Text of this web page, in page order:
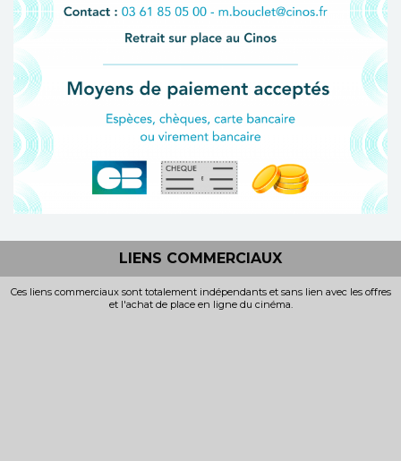
LIENS COMMERCIAUX
Ces liens commerciaux sont totalement indépendants et sans lien avec les offres
et l'achat de place en ligne du cinéma.